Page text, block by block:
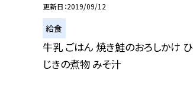
更新日 2019/09/12
給食
牛乳 ごはん 焼き鮭のおろしかけ ひ
じきの煮物 みそ汁